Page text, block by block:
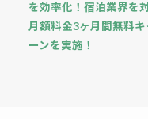
を効率化！宿泊業界を
月額料金3ヶ月間無料
ーンを実施！